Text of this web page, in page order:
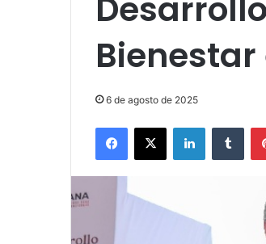
6 de agosto de 2025
Facebook
X LinkedIn